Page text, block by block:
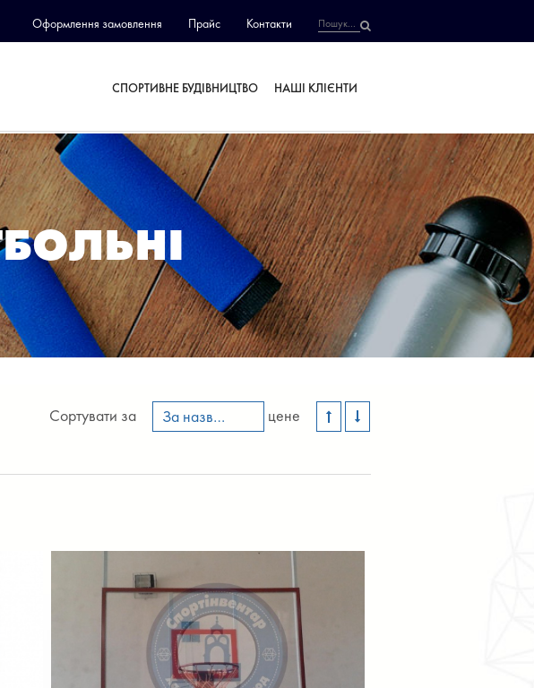
Оформлення замовлення Прайс Контакти
СПОРТИВНЕ БУДІВНИЦТВО НАШІ КЛІЄНТИ
Сортувати за За назвою А-Я цене